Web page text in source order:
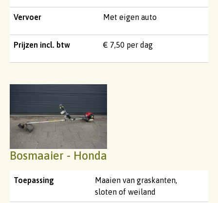
Vervoer Met eigen auto
Prijzen incl. btw € 7,50 per dag
Bosmaaier - Honda
Toepassing
Maaien van graskanten,
sloten of weiland